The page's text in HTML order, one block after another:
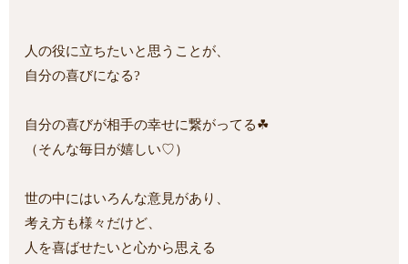
人の役に立ちたいと思うことが、
自分の喜びになる?
自分の喜びが相手の幸せに繋がってる☘
（そんな毎日が嬉しい♡）
世の中にはいろんな意見があり、
考え方も様々だけど、
人を喜ばせたいと心から思える